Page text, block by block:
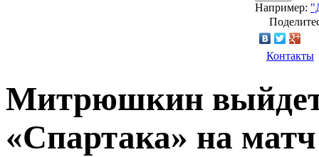
Например:
Контакты
Митрюшкин выйдет
«Спартака» на